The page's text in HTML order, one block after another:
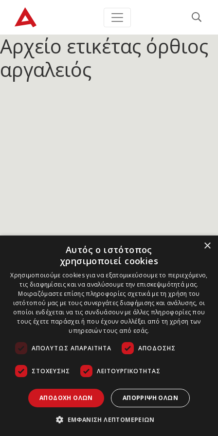
Αρχείο ετικέτας όρθιος
αργαλειός
×
Αυτός ο ιστότοπος
χρησιμοποιεί cookies
Χρησιμοποιούμε cookies για να εξατομικεύσουμε το περιεχόμενο,
τις διαφημίσεις και να αναλύσουμε την επισκεψιμότητά μας.
Μοιραζόμαστε επίσης πληροφορίες σχετικά με τη χρήση του
ιστότοπού μας με τους συνεργάτες διαφήμισης και ανάλυσης, οι
οποίοι ενδέχεται να τις συνδυάσουν με άλλες πληροφορίες που
τους έχετε παράσχει ή που έχουν συλλέξει από τη χρήση των
υπηρεσιών τους από εσάς.
ΑΠΟΛΎΤΩΣ ΑΠΑΡΑΊΤΗΤΑ ΑΠΌΔΟΣΗΣ
ΣΤΌΧΕΥΣΗΣ ΛΕΙΤΟΥΡΓΙΚΌΤΗΤΑΣ
ΑΠΟΔΟΧΉ ΌΛΩΝ ΑΠΌΡΡΙΨΗ ΌΛΩΝ
ΕΜΦΆΝΙΣΗ ΛΕΠΤΟΜΕΡΕΙΏΝ